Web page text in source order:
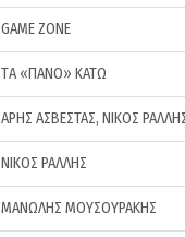
GAME ZONE
ΤA «ΠΑΝΟ» ΚΑΤΩ
ΑΡΗΣ ΑΣΒΕΣΤΑΣ, ΝΙΚΟΣ
ΝΙΚΟΣ ΡΑΛΛΗΣ
ΜΑΝΩΛΗΣ ΜΟΥΣΟΥΡΑΚΗΣ